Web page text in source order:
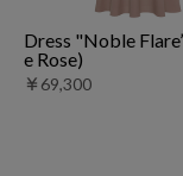
Dress "Noble
e Rose)
￥69,300